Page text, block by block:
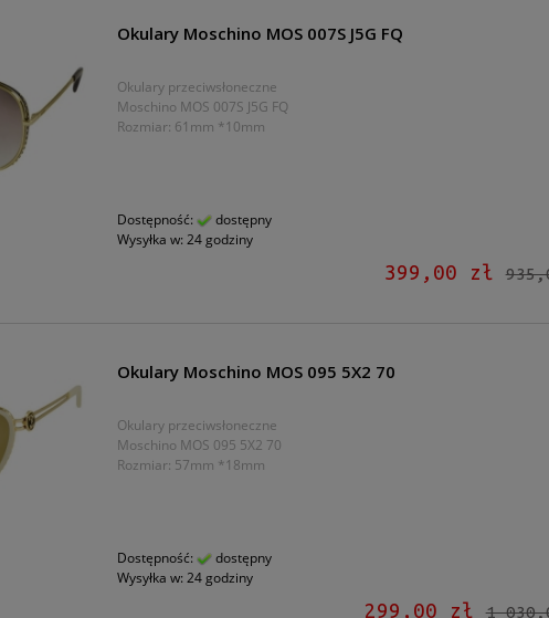
Okulary Moschino MOS 007S J5G FQ
Okulary przeciwsłoneczne
Moschino MOS 007S J5G FQ
Rozmiar: 61mm *10mm
Dostępność:
dostępny
Wysyłka w: 24 godziny
399,00 zł
Okulary Moschino MOS 095 5X2 70
Okulary przeciwsłoneczne
Moschino MOS 095 5X2 70
Rozmiar: 57mm *18mm
Dostępność:
dostępny
Wysyłka w: 24 godziny
299,00 zł 1